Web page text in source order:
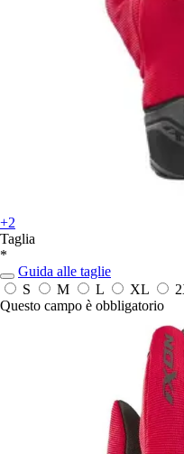
+2
Taglia
*
Guida alle taglie
S
M L XL
Questo campo è obbligatorio